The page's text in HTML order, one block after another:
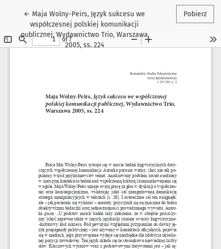
← Wróć do szczegółów artykułu
Maja Wolny-Peirs, Język sukcesu we
współczesnej polskiej komunikacji
publicznej, Wydawnictwo Trio, Warszawa
2005, ss. 224
Pobierz